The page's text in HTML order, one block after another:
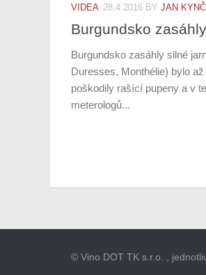
VIDEA 28.4.2016 BY JAN KYNČL
Burgundsko
Burgundsko zasáhly silné
Duresses, Monthélie) bylo
poškodily rašící pupeny a v
meterologů...
© Vino DOT TK s.r.o. ,